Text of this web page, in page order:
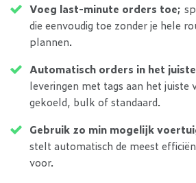
Voeg last-minute orders toe;
die eenvoudig toe zonder je hele
plannen.
Automatisch orders in het
leveringen met tags aan het
gekoeld, bulk of standaard.
Gebruik zo min mogelijk
stelt automatisch de meest
voor.